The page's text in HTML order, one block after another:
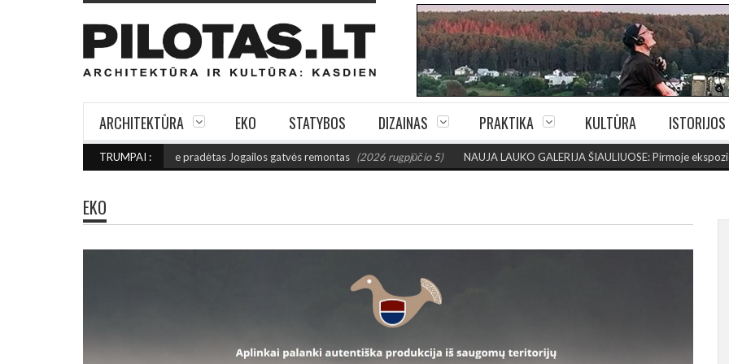
ARCHITEKTŪRA EKO STATYBOS DIZAINAS PRAKTIKA KULTŪRA ISTORIJOS
TRUMPAI :
CHARAKTERĮ: Vilniuje pradėtas Jogailos gatvės remontas (2026 rugpjūčio 5) NAUJA LAUKO GALERIJA ŠIAULIUOSE: Pirmoje ekspozicijoje –
EKO